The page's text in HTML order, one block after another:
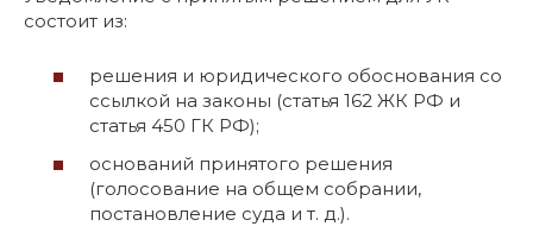
состоит из:
решения и юридического обоснования со
ссылкой на законы (статья 162 ЖК РФ и
статья 450 ГК РФ);
оснований принятого решения
(голосование на общем собрании,
постановление суда и т. д.).